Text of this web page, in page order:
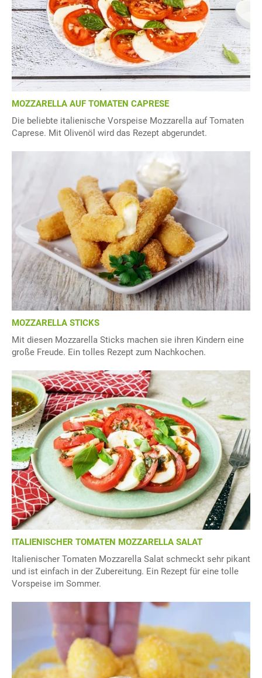
MOZZARELLA AUF TOMATEN CAPRESE
Die beliebte italienische Vorspeise Mozzarella auf Tomaten
Caprese. Mit Olivenöl wird das Rezept abgerundet.
MOZZARELLA STICKS
Mit diesen Mozzarella Sticks machen sie ihren Kindern eine
große Freude. Ein tolles Rezept zum Nachkochen.
ITALIENISCHER TOMATEN MOZZARELLA SALAT
Italienischer Tomaten Mozzarella Salat schmeckt sehr pikant
und ist einfach in der Zubereitung. Ein Rezept für eine tolle
Vorspeise im Sommer.